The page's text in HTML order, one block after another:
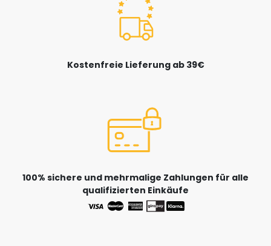
Kostenfreie Lieferung ab 39€
100% sichere und mehrmalige Zahlungen für alle
qualifizierten Einkäufe